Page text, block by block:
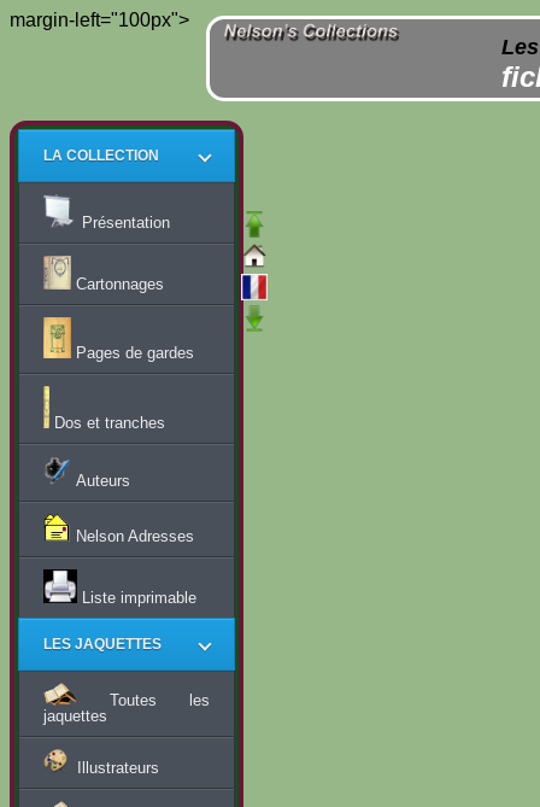
margin-left="100px">
LA COLLECTION
Présentation
Cartonnages
Pages de gardes
Dos et tranches
Auteurs
Nelson Adresses
Liste imprimable
LES JAQUETTES
Toutes les
jaquettes
Illustrateurs